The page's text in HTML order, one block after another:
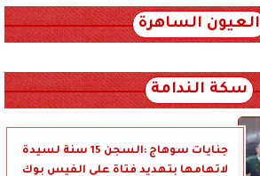
العيون الساهرة
سكة الندامة
جنايات سوهاج :السجن 15 سنة لسيدة
لاتهامها بتهديد فتاة على الفيس بوك